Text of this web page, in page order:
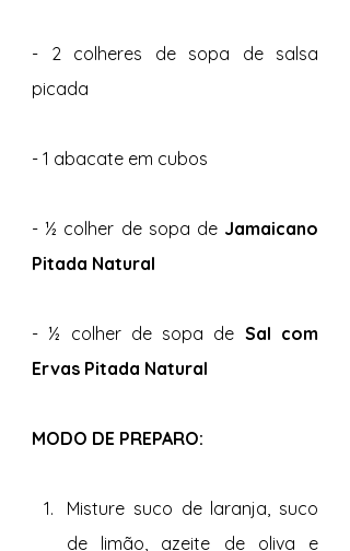
- 2 colheres de sopa de salsa
picada
- 1 abacate em cubos
- ½ colher de sopa de Jamaicano
Pitada Natural
- ½ colher de sopa de Sal com
Ervas Pitada Natural
MODO DE PREPARO:
Misture suco de laranja, suco
de limão, azeite de oliva e